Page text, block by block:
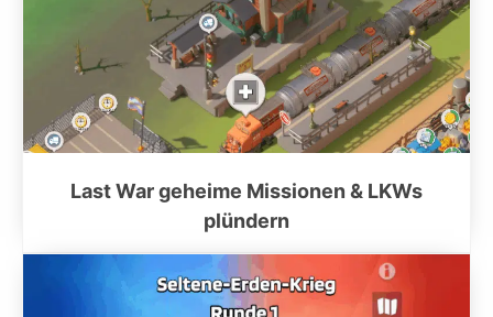
Last War geheime Missionen & LKWs
plündern